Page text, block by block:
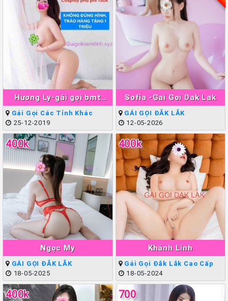
Hương Ly-gái gọi bmt
Xinh Teen Đẹp
Gái Gọi Các Tỉnh Khác
25-12-2019
Sofia -Gai Goi Dak Lak
GÁI GỌI ĐẮK LẮK
12-05-2026
Ngọc My
400k
GÁI GỌI ĐẮK LẮK
18-05-2025
Khánh Linh
400k
Gái Gọi Đắk Lắk Cao Cấp
18-05-2024
400k 700